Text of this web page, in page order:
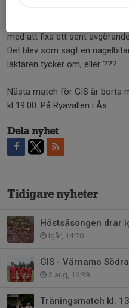
med att fixa ett sent
Det blev som sagt en
läktaren tycker om, eller ???
Nästa match för GIS är borta
kl 19.00. På Ryavallen i Ås.
Dela nyhet
Tidigare nyheter
Höstsäsongen drar
Igår, 14:20
GIS - Värnamo
2 aug, 16:39
Träningsmatch kl.